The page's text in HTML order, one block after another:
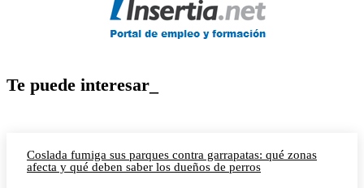
Te puede interesar_
Coslada fumiga sus parques contra garrapatas: qué zonas
afecta y qué deben saber los dueños de perros